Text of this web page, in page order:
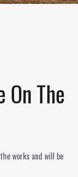
On The
works and will be